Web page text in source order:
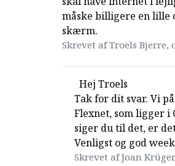
måske billigere en lille
skærm.
Skrevet af Troels Bjerre,
Hej Troels
Tak for dit svar. Vi
Flexnet, som ligger i
siger du til det, er
Venligst og god
Skrevet af Joan